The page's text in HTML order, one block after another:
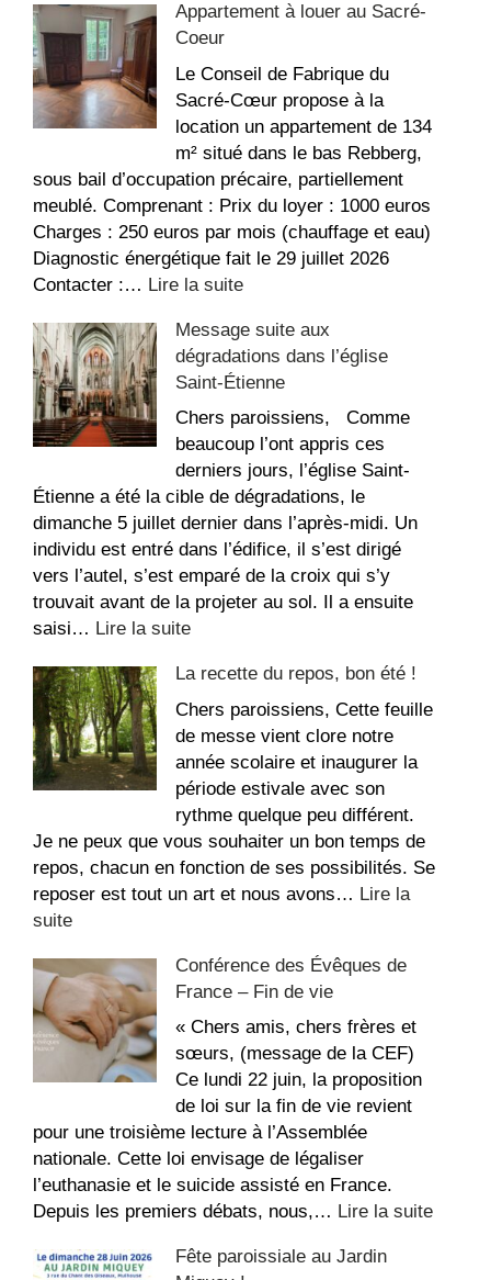
Appartement à louer au Sacré-
Coeur
Le Conseil de Fabrique du
Sacré-Cœur propose à la
location un appartement de 134
m² situé dans le bas Rebberg,
sous bail d’occupation précaire, partiellement
meublé. Comprenant : Prix du loyer : 1000 euros
Charges : 250 euros par mois (chauffage et eau)
Diagnostic énergétique fait le 29 juillet 2026
Contacter :… Lire la suite:
à
louer
au
Sacré-
Coeur
Message suite aux
dégradations dans l’église
Saint-Étienne
Chers paroissiens, Comme
beaucoup l’ont appris ces
derniers jours, l’église Saint-
Étienne a été la cible de dégradations, le
dimanche 5 juillet dernier dans l’après-midi. Un
individu est entré dans l’édifice, il s’est dirigé
vers l’autel, s’est emparé de la croix qui s’y
trouvait avant de la projeter au sol. Il a ensuite
saisi… Lire la suite:
suite
aux
dégradations
dans
l’église
Saint-
Étienne
La recette du repos, bon été !
Chers paroissiens, Cette feuille
de messe vient clore notre
année scolaire et inaugurer la
période estivale avec son
rythme quelque peu différent.
Je ne peux que vous souhaiter un bon temps de
repos, chacun en fonction de ses possibilités. Se
reposer est tout un art et nous avons… Lire la
suite:
recette
du
repos,
bon
Conférence des Évêques de
France – Fin de vie
« Chers amis, chers frères et
sœurs, (message de la CEF)
Ce lundi 22 juin, la proposition
de loi sur la fin de vie revient
pour une troisième lecture à l’Assemblée
nationale. Cette loi envisage de légaliser
l’euthanasie et le suicide assisté en France.
Depuis les premiers débats, nous,… Lire la suite:
Fête paroissiale au Jardin